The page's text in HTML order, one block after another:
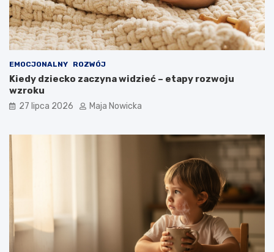
EMOCJONALNY ROZWÓJ
Kiedy dziecko zaczyna widzieć – etapy rozwoju
wzroku
27 lipca 2026 Maja Nowicka